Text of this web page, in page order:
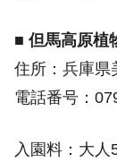
■ 但馬高原植
住所：兵庫県
電話番号：
入園料：大